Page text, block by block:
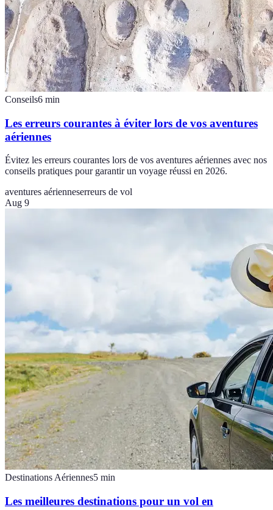
Conseils6 min
Les erreurs courantes à éviter lors de vos aventures
aériennes
Évitez les erreurs courantes lors de vos aventures aériennes avec nos
conseils pratiques pour garantir un voyage réussi en 2026.
aventures aérienneserreurs de vol
Aug 9
Destinations Aériennes5 min
Les meilleures destinations pour un vol en